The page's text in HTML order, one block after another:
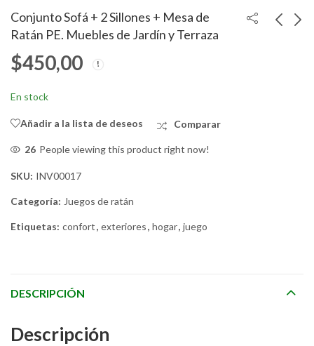
Conjunto Sofá + 2 Sillones + Mesa de
Ratán PE. Muebles de Jardín y Terraza
$450,00
En stock
Añadir a la lista de deseos Comparar
39 People viewing this product right now!
SKU: INV00017
Categoría: Juegos de ratán
Etiquetas: confort, exteriores, hogar, juego
DESCRIPCIÓN
Descripción